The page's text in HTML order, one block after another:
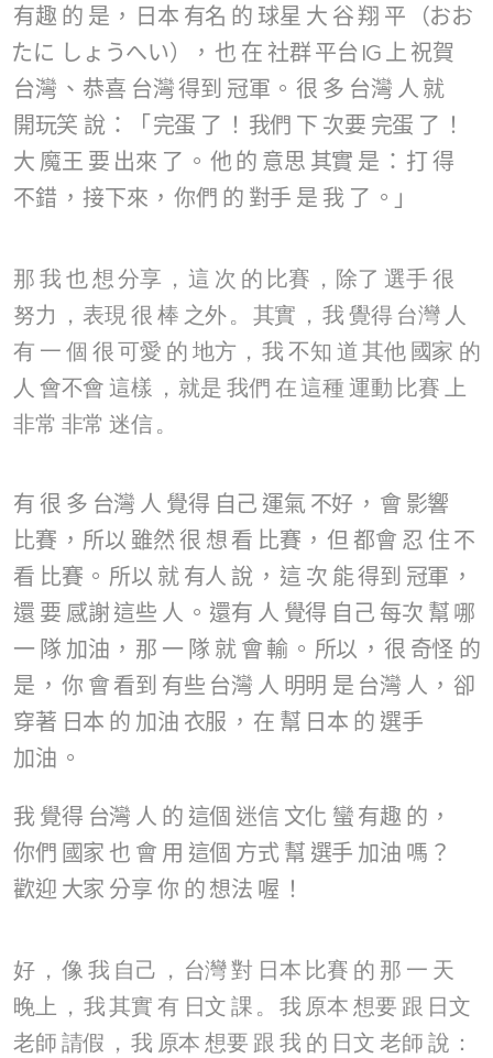
有趣 的 是 ， 日本 有名 的 球星 大 谷翔 平
（おお
たに しょうへい）， 也 在 社群平台 IG 上 祝賀
台灣 、 恭喜 台灣得到 冠軍 。 很 多 台灣 人 就
開玩笑 說 ：「 完蛋 了 ！ 我們 下 次要 完蛋 了 ！
大 魔王 要 出來 了 。 他 的 意思 其實 是 ： 打得
不錯 ， 接下來 ， 你們 的 對手 是 我 了 。」
那 我 也想分享 ， 這 次 的 比賽 ， 除了 選手 很
努力 ， 表現很 棒 之外。 其實 ， 我 覺得 台灣 人
有 一 個 很可愛 的 地方 ， 我 不知 道其他 國家 的
人 會不會 這樣 ， 就是 我們 在這種 運動 比賽 上
非常 非常 迷信 。
有 很 多 台灣 人 覺得 自己 運氣 不好 ， 會 影響
比賽 ， 所以 雖然 很 想 看 比賽 ， 但都會 忍 住不
看 比賽 。 所以 就 有人 說 ， 這 次 能得到 冠軍 ，
還 要 感謝這些 人 。 還有 人 覺得 自己 每次 幫 哪
一 隊 加油 ， 那 一 隊 就 會 輸 。 所以 ， 很 奇怪 的
是 ， 你 會 看到 有些 台灣 人 明明 是 台灣 人 ， 卻
穿著 日本 的 加油 衣服 ， 在 幫 日本 的 選手
加油 。
我 覺得 台灣 人 的 這個 迷信 文化 蠻 有趣 的 ，
你們 國家 也 會 用 這個 方式 幫 選手 加油 嗎 ？
歡迎 大家 分享 你 的 想法 喔 ！
好 ， 像 我 自己 ， 台灣對 日本 比賽 的 那 一 天
晚上 ， 我其實 有 日文 課 。 我 原本 想要 跟 日文
老師 請假 ， 我 原本 想要 跟 我 的 日文 老師 說 ：